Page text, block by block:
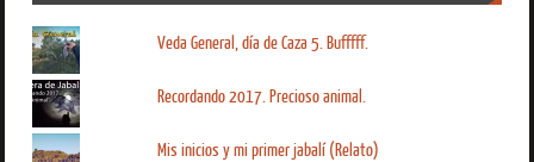
Veda General, día de Caza 5. Bufffff.
Recordando 2017. Precioso animal.
Mis inicios y mi primer jabalí (Relato)